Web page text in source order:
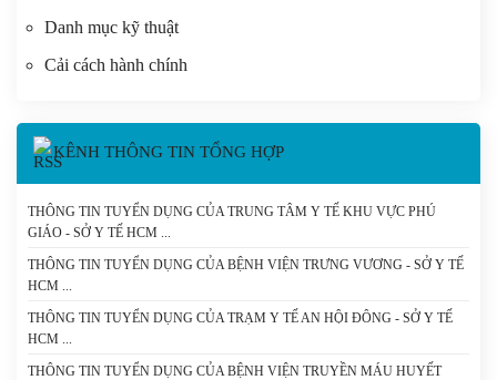
Danh mục kỹ thuật
Cải cách hành chính
KÊNH THÔNG TIN TỔNG HỢP
THÔNG TIN TUYỂN DỤNG CỦA TRUNG TÂM Y TẾ KHU VỰC PHÚ
GIÁO - SỞ Y TẾ HCM
THÔNG TIN TUYỂN DỤNG CỦA BỆNH VIỆN TRƯNG VƯƠNG - SỞ Y TẾ
HCM
THÔNG TIN TUYỂN DỤNG CỦA TRẠM Y TẾ AN HỘI ĐÔNG - SỞ Y TẾ
HCM
THÔNG TIN TUYỂN DỤNG CỦA BỆNH VIỆN TRUYỀN MÁU HUYẾT